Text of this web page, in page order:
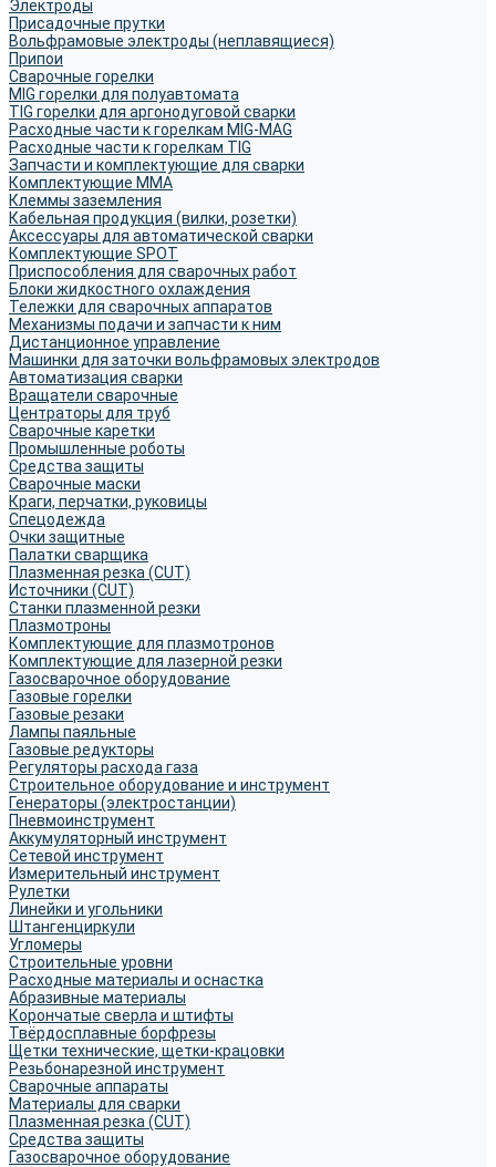
Электроды
Присадочные прутки
Вольфрамовые электроды (неплавящиеся)
Припои
Сварочные горелки
MIG горелки для полуавтомата
TIG горелки для аргонодуговой сварки
Расходные части к горелкам MIG-MAG
Расходные части к горелкам TIG
Запчасти и комплектующие для сварки
Комплектующие ММА
Клеммы заземления
Кабельная продукция (вилки, розетки)
Аксессуары для автоматической сварки
Комплектующие SPOT
Приспособления для сварочных работ
Блоки жидкостного охлаждения
Тележки для сварочных аппаратов
Механизмы подачи и запчасти к ним
Дистанционное управление
Машинки для заточки вольфрамовых электродов
Автоматизация сварки
Вращатели сварочные
Центраторы для труб
Сварочные каретки
Промышленные роботы
Средства защиты
Сварочные маски
Краги, перчатки, руковицы
Спецодежда
Очки защитные
Палатки сварщика
Плазменная резка (CUT)
Источники (CUT)
Станки плазменной резки
Плазмотроны
Комплектующие для плазмотронов
Комплектующие для лазерной резки
Газосварочное оборудование
Газовые горелки
Газовые резаки
Лампы паяльные
Газовые редукторы
Регуляторы расхода газа
Строительное оборудование и инструмент
Генераторы (электростанции)
Пневмоинструмент
Аккумуляторный инструмент
Сетевой инструмент
Измерительный инструмент
Рулетки
Линейки и угольники
Штангенциркули
Угломеры
Строительные уровни
Расходные материалы и оснастка
Абразивные материалы
Корончатые сверла и штифты
Твёрдосплавные борфрезы
Щетки технические, щетки-крацовки
Резьбонарезной инструмент
Сварочные аппараты
Материалы для сварки
Плазменная резка (CUT)
Средства защиты
Газосварочное оборудование